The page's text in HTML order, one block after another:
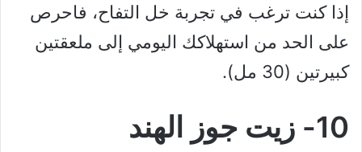
إذا كنت ترغب في تجربة خل التفاح، فاحرص
على الحد من استهلاكك اليومي إلى ملعقتين
كبيرتين (30 مل).
10- زيت جوز الهند